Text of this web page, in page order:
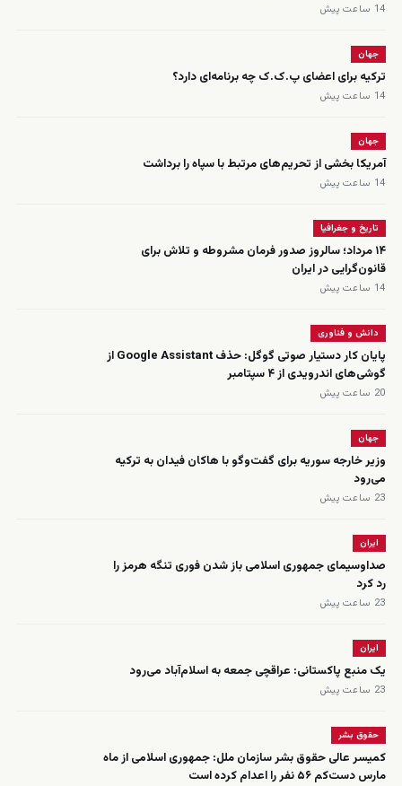
14 ساعت پیش
جهان
ترکیه برای اعضای پ.ک.ک چه برنامه‌ای دارد؟
14 ساعت پیش
جهان
آمریکا بخشی از تحریم‌های مرتبط با سپاه را برداشت
14 ساعت پیش
تاریخ و جغرافیا
۱۴ مرداد؛ سالروز صدور فرمان مشروطه و تلاش برای
قانون‌گرایی در ایران
14 ساعت پیش
دانش و فناوری
پایان کار دستیار صوتی گوگل: حذف Google Assistant از
گوشی‌های اندرویدی از ۴ سپتامبر
20 ساعت پیش
جهان
وزیر خارجه سوریه برای گفت‌وگو با هاکان فیدان به ترکیه
می‌رود
23 ساعت پیش
ایران
صداوسیمای جمهوری اسلامی باز شدن فوری تنگه هرمز را
رد کرد
23 ساعت پیش
ایران
یک منبع پاکستانی: عراقچی جمعه به اسلام‌آباد می‌رود
23 ساعت پیش
حقوق بشر
کمیسر عالی حقوق بشر سازمان ملل: جمهوری اسلامی از ماه
مارس دست‌کم ۵۶ نفر را اعدام کرده است